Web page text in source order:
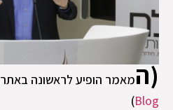
(המאמר הופיע לראשונה באתר
Blog
)